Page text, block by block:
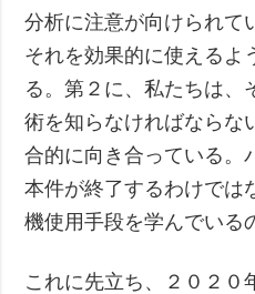
分析に注意が向けられて
それを効果的に使えるよ
る。第２に、私たちは、
術を知らなければならな
合的に向き合っている。
本件が終了するわけでは
機使用手段を学んでいる
これに先立ち、２０２０